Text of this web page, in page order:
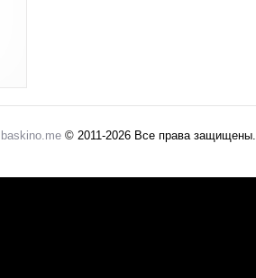
baskino.me © 2011-2026 Все права защищены.